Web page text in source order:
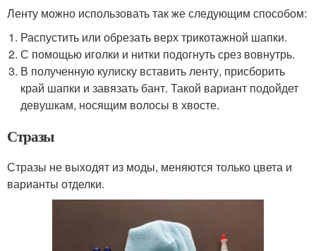
Ленту можно использовать так же следующим способом:
Распустить или обрезать верх трикотажной шапки.
С помощью иголки и нитки подогнуть срез вовнутрь.
В полученную кулиску вставить ленту, присборить
край шапки и завязать бант. Такой вариант подойдет
девушкам, носящим волосы в хвосте.
Стразы
Стразы не выходят из моды, меняются только цвета и
варианты отделки.